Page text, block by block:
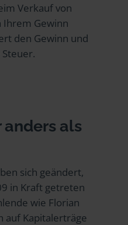
Verkauf von
Ihrem Gewinn
den Gewinn und
als
sich geändert,
in Kraft getreten
wie Florian
auf Kapitalerträge